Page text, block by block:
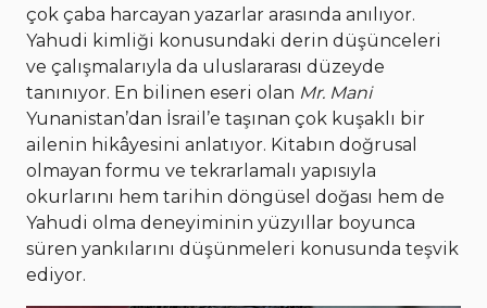
çok çaba harcayan yazarlar arasında anılıyor.
Yahudi kimliği konusundaki derin düşünceleri
ve çalışmalarıyla da uluslararası düzeyde
tanınıyor. En bilinen eseri olan Mr. Mani
Yunanistan’dan İsrail’e taşınan çok kuşaklı bir
ailenin hikâyesini anlatıyor. Kitabın doğrusal
olmayan formu ve tekrarlamalı yapısıyla
okurlarını hem tarihin döngüsel doğası hem de
Yahudi olma deneyiminin yüzyıllar boyunca
süren yankılarını düşünmeleri konusunda teşvik
ediyor.